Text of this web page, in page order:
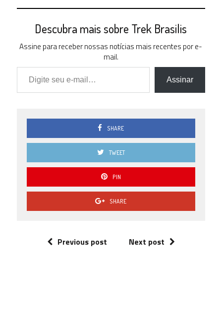
Descubra mais sobre Trek Brasilis
Assine para receber nossas notícias mais recentes por e-
mail.
Digite seu e-mail…
Assinar
SHARE
TWEET
PIN
SHARE
Previous post Next post